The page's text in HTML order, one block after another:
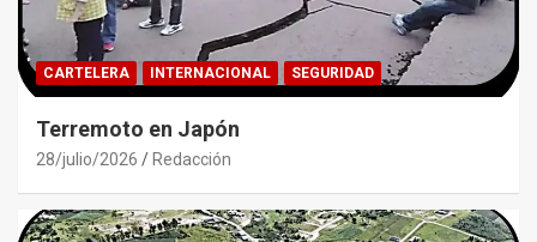
CARTELERA INTERNACIONAL SEGURIDAD
Terremoto en Japón
28/julio/2026 Redacción